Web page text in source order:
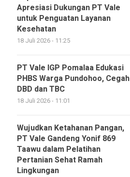
Apresiasi Dukungan PT Vale
untuk Penguatan Layanan
Kesehatan
18 Juli 2026 - 11:25
PT Vale IGP Pomalaa Edukasi
PHBS Warga Pundohoo, Cegah
DBD dan TBC
18 Juli 2026 - 11:01
Wujudkan Ketahanan Pangan,
PT Vale Gandeng Yonif 869
Taawu dalam Pelatihan
Pertanian Sehat Ramah
Lingkungan